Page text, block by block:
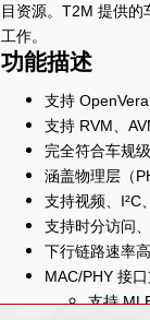
目资源。T2M 提供
工作。
功能描述
支持
支持 RVM、
完全符合车规
涵盖物理层（
支持视频、I²C
支持时分访问
下行链路速率
MAC/PHY 接口
支持